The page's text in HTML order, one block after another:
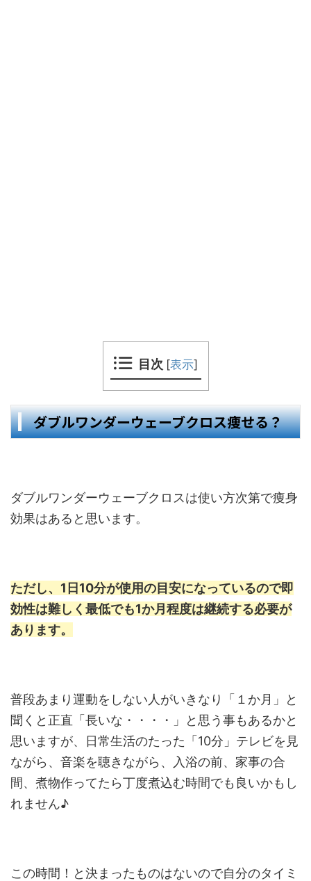
目次 [表示]
ダブルワンダーウェーブクロス痩せる？
ダブルワンダーウェーブクロスは使い方次第で痩身
効果はあると思います。
ただし、1日10分が使用の目安になっているので即
効性は難しく最低でも1か月程度は継続する必要が
あります。
普段あまり運動をしない人がいきなり「１か月」と
聞くと正直「長いな・・・・」と思う事もあるかと
思いますが、日常生活のたった「10分」テレビを見
ながら、音楽を聴きながら、入浴の前、家事の合
間、煮物作ってたら丁度煮込む時間でも良いかもし
れません♪
この時間！と決まったものはないので自分のタイミ